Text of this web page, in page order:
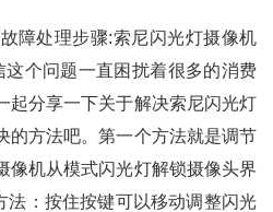
障处理步骤:索尼闪光灯摄像机
个问题一直困扰着很多的消费
起分享一下关于解决索尼闪光灯
的方法吧。第一个方法就是调节
像机从模式闪光灯解锁摄像头界
法：按住按键可以移动调整闪光